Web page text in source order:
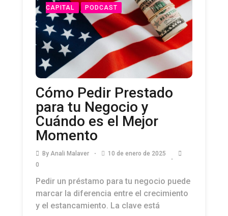
CAPITAL PODCAST
Cómo Pedir Prestado
para tu Negocio y
Cuándo es el Mejor
Momento
By Anali Malaver
10 de enero de 2025
0
Pedir un préstamo para tu negocio puede
marcar la diferencia entre el crecimiento
y el estancamiento. La clave está